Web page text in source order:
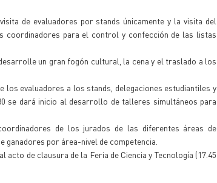
de evaluadores por stands únicamente y la visita del
coordinadores para el control y confección de las listas
un gran fogón cultural, la cena y el traslado a los
los evaluadores a los stands, delegaciones estudiantiles y
se dará inicio al desarrollo de talleres simultáneos para
de los jurados de las diferentes áreas de
por área-nivel de competencia.
de clausura de la Feria de Ciencia y Tecnología (17.45